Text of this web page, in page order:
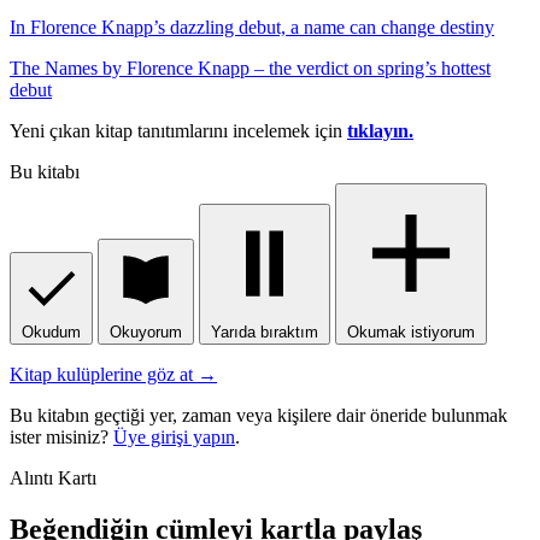
In Florence Knapp’s dazzling debut, a name can change destiny
The Names by Florence Knapp – the verdict on spring’s hottest
debut
Yeni çıkan kitap tanıtımlarını incelemek için tıklayın.
Bu kitabı
Okudum Okuyorum Yarıda bıraktım Okumak istiyorum
Kitap kulüplerine göz at →
Bu kitabın geçtiği yer, zaman veya kişilere dair öneride bulunmak
ister misiniz? Üye girişi yapın.
Alıntı Kartı
Beğendiğin cümleyi kartla paylaş